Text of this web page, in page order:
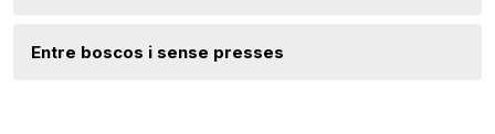
Entre boscos i sense presses